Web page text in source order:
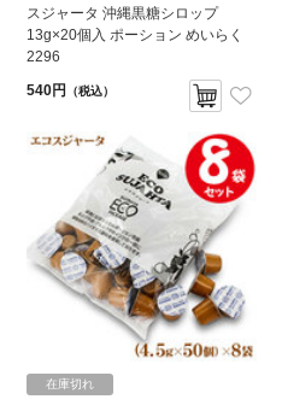
スジャータ 沖縄黒糖シロップ
13g×20個入 ポーション めいらく
2296
540円
（税込）
在庫切れ